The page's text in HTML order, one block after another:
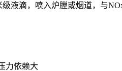
液滴， 喷入炉膛或烟道，与
力依赖大